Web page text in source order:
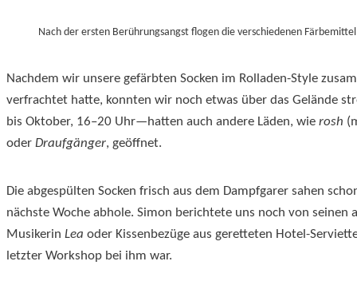
Nach der ersten Berührungsangst flogen die verschiedenen
Nachdem wir unsere gefärbten Socken im Rolladen-Style
verfrachtet hatte, konnten wir noch etwas über das Gelände
bis Oktober, 16–20 Uhr—hatten auch andere Läden, wie rosh
oder Draufgänger, geöffnet.
Die abgespülten Socken frisch aus dem Dampfgarer sahen
nächste Woche abhole. Simon berichtete uns noch von
Musikerin Lea oder Kissenbezüge aus geretteten Hotel-
letzter Workshop bei ihm war.